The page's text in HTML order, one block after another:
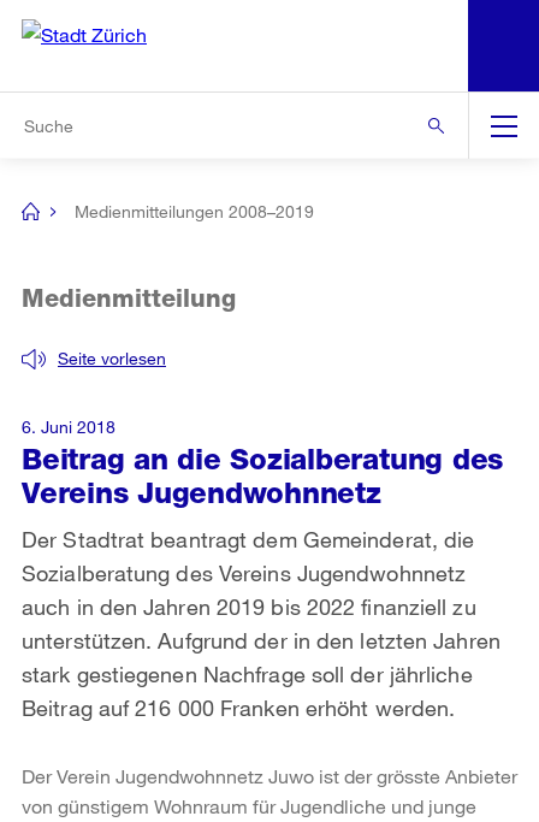
Navigation
[no
Medienmitteilungen 2008–2019
Beitrag an die Sozialberatung des
Vereins Jugendwohnnetz
Seite vorlesen
Medienmitteilung
Der Stadtrat beantragt dem Gemeinderat, die
Sozialberatung des Vereins Jugendwohnnetz
auch in den Jahren 2019 bis 2022 finanziell zu
unterstützen. Aufgrund der in den letzten Jahren
stark gestiegenen Nachfrage soll der jährliche
Beitrag auf 216 000 Franken erhöht werden.
6. Juni 2018
Der Verein Jugendwohnnetz Juwo ist der grösste Anbieter
von günstigem Wohnraum für Jugendliche und junge